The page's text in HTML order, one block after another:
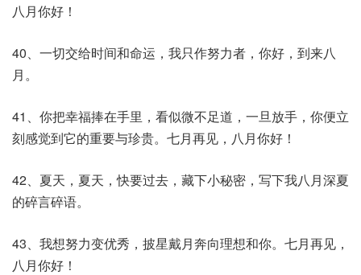
八月你好！
40、一切交给时间和命运，我只作努力者，你好，到来八
月。
41、你把幸福捧在手里，看似微不足道，一旦放手，你便立
刻感觉到它的重要与珍贵。七月再见，八月你好！
42、夏天，夏天，快要过去，藏下小秘密，写下我八月深夏
的碎言碎语。
43、我想努力变优秀，披星戴月奔向理想和你。七月再见，
八月你好！